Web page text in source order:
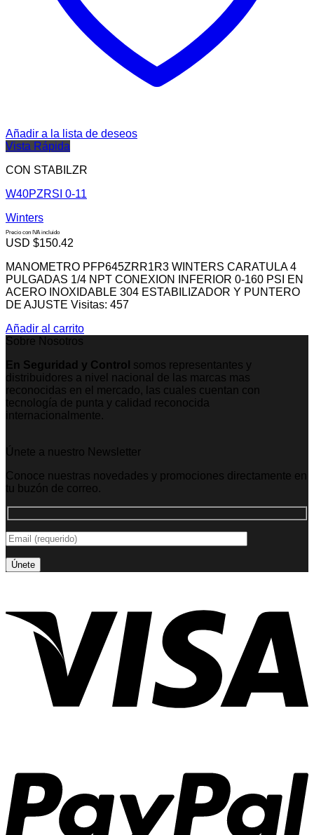
Añadir a la lista de deseos
Vista Rápida
CON STABILZR
W40PZRSI 0-11
Winters
Precio con IVA incluido
USD $150.42
MANOMETRO PFP645ZRR1R3 WINTERS CARATULA 4
PULGADAS 1/4 NPT CONEXION INFERIOR 0-160 PSI EN
ACERO INOXIDABLE 304 ESTABILIZADOR Y PUNTERO
DE AJUSTE Visitas: 457
Añadir al carrito
Sobre Nosotros
En Seguridad y Control somos representantes y
distribuidores a nivel nacional de las marcas mas
reconocidas en el mercado, las cuales cuentan con
tecnología de punta y calidad reconocida
internacionalmente.
Únete a nuestro Newsletter
Conoce nuestras novedades y promociones directamente en
tu buzón de correo.